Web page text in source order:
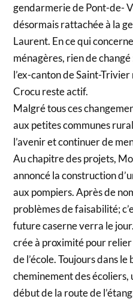
gendarmerie de Pont-de-
désormais rattachée à la
Laurent. En ce qui
ménagères, rien de
l’ex-canton de Saint-
Crocu reste actif.
Malgré tous ces
aux petites communes
l’avenir et continuer de
Au chapitre des projets,
annoncé la construction
aux pompiers. Après de
problèmes de faisabilité;
future caserne verra le
crée à proximité pour
de l’école. Toujours dans
cheminement des
début de la route de